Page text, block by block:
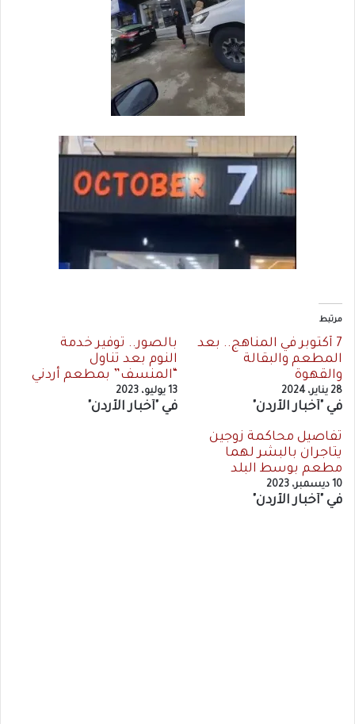
مرتبط
7 أكتوبر في المناهج.. بعد
المطعم والبقالة
والقهوة
28 يناير، 2024
في "أخبار الأردن"
بالصور.. توفير خدمة
النوم بعد تناول
“المنسف” بمطعم أردني
13 يوليو، 2023
في "أخبار الأردن"
تفاصيل محاكمة زوجين
يتاجران بالبشر لهما
مطعم بوسط البلد
10 ديسمبر، 2023
في "أخبار الأردن"